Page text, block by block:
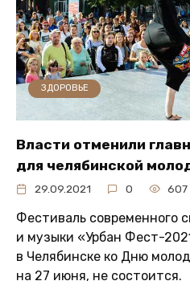
ЗДОРОВЬЕ
Власти отменили
для челябинской
29.09.2021 0 607
Фестиваль современного
и музыки «Урбан Фест-
в Челябинске ко Дню
на 27 июня, не состоится.